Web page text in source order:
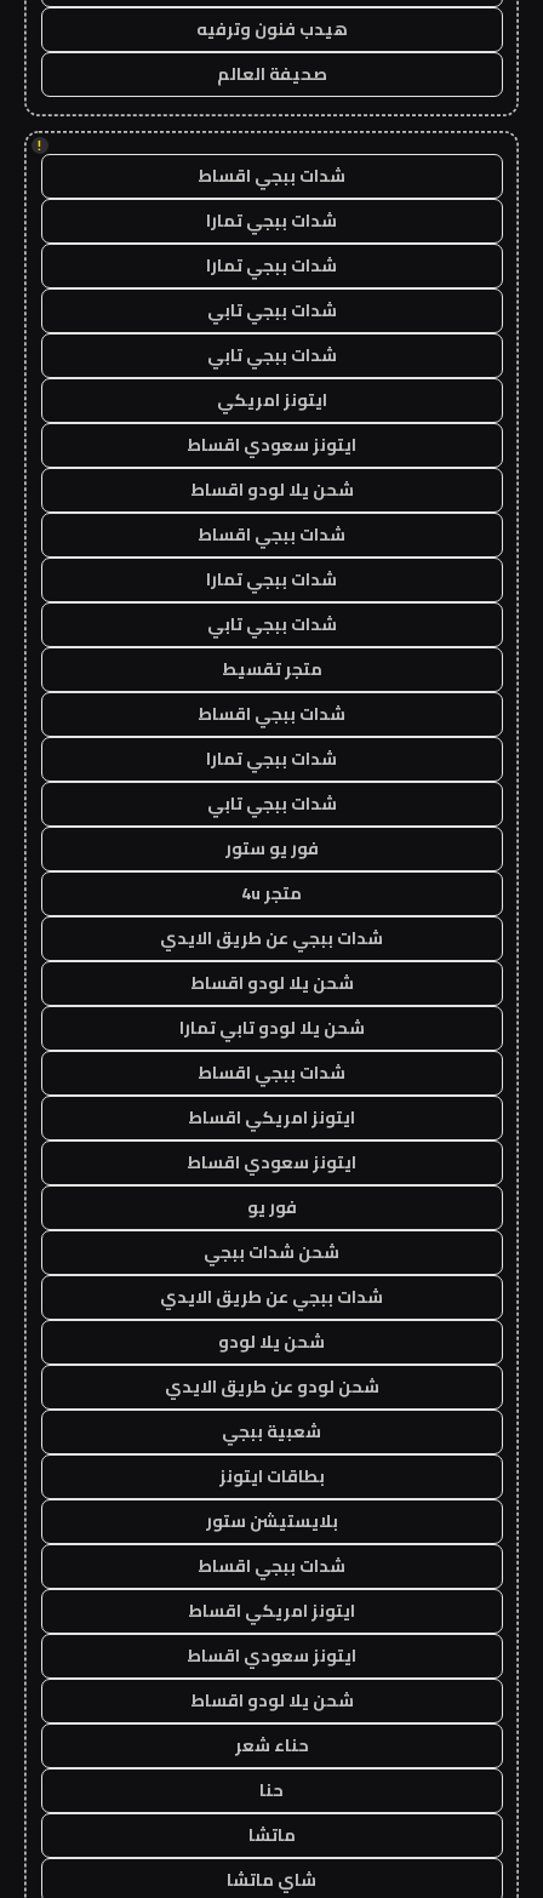
هيدب فنون وترفيه
صحيفة العالم
!
شدات ببجي اقساط
شدات ببجي تمارا
شدات ببجي تمارا
شدات ببجي تابي
شدات ببجي تابي
ايتونز امريكي
ايتونز سعودي اقساط
شحن يلا لودو اقساط
شدات ببجي اقساط
شدات ببجي تمارا
شدات ببجي تابي
متجر تقسيط
شدات ببجي اقساط
شدات ببجي تمارا
شدات ببجي تابي
فور يو ستور
متجر 4u
شدات ببجي عن طريق الايدي
شحن يلا لودو اقساط
شحن يلا لودو تابي تمارا
شدات ببجي اقساط
ايتونز امريكي اقساط
ايتونز سعودي اقساط
فور يو
شحن شدات ببجي
شدات ببجي عن طريق الايدي
شحن يلا لودو
شحن لودو عن طريق الايدي
شعبية ببجي
بطاقات ايتونز
بلايستيشن ستور
شدات ببجي اقساط
ايتونز امريكي اقساط
ايتونز سعودي اقساط
شحن يلا لودو اقساط
حناء شعر
حنا
ماتشا
شاي ماتشا